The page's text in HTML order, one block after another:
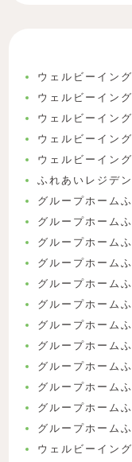
ウェルビーイン
ウェルビーイン
ウェルビーイン
ウェルビーイン
ウェルビーイン
ふれあいレジデ
グループホーム
グループホーム
グループホーム
グループホーム
グループホーム
グループホーム
グループホーム
グループホーム
グループホーム
グループホーム
グループホーム
グループホーム
ウェルビーイン